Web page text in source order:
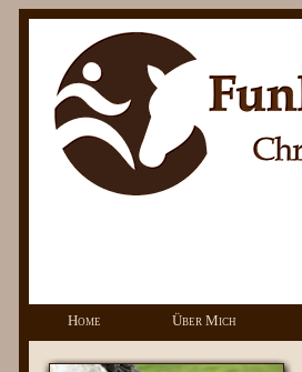
Home Über Mich